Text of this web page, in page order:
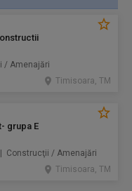
/ Amenajări
Timisoara, TM
grupa E
Construcţii / Amenajări
Timisoara, TM